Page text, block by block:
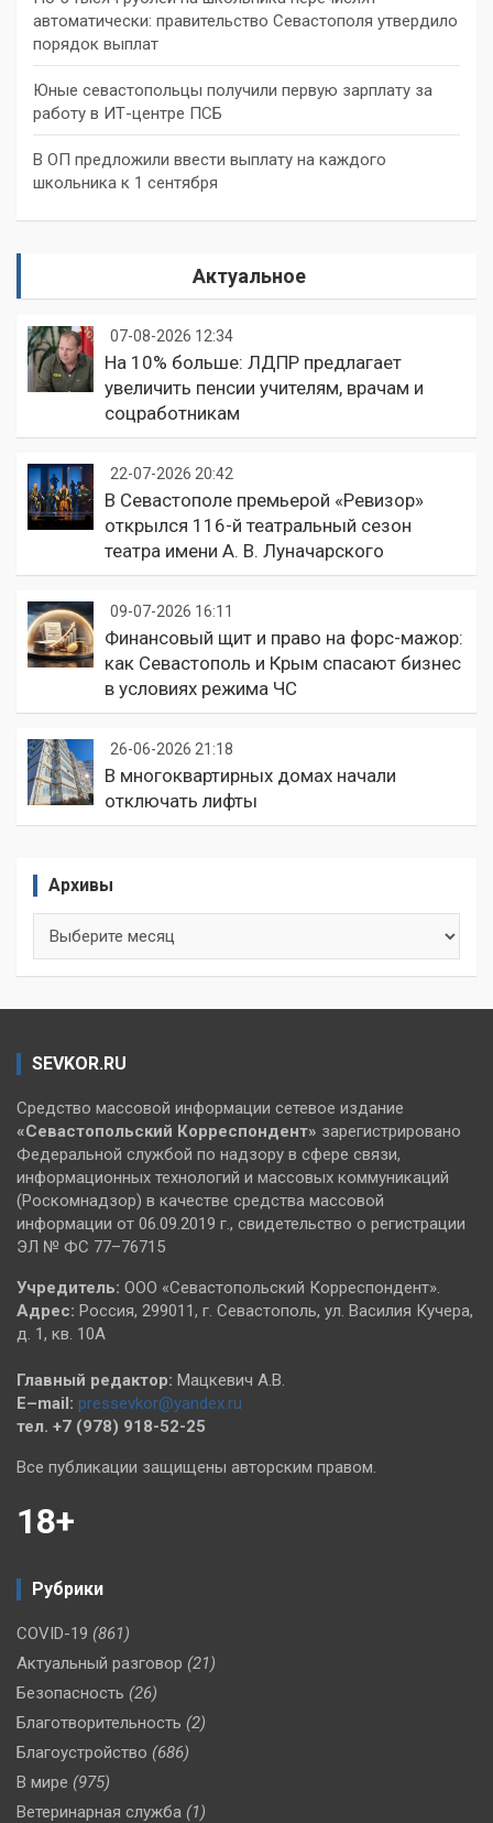
автоматически: правительство Севастополя утвердило
порядок выплат
Юные севастопольцы получили первую зарплату за
работу в ИТ-центре ПСБ
В ОП предложили ввести выплату на каждого
школьника к 1 сентября
Актуальное
07-08-2026 12:34
На 10% больше: ЛДПР предлагает
увеличить пенсии учителям, врачам и
соцработникам
22-07-2026 20:42
В Севастополе премьерой «Ревизор»
открылся 116-й театральный сезон
театра имени А. В. Луначарского
09-07-2026 16:11
Финансовый щит и право на форс-мажор:
как Севастополь и Крым спасают бизнес
в условиях режима ЧС
26-06-2026 21:18
В многоквартирных домах начали
отключать лифты
Архивы
SEVKOR.RU
Средство массовой информации сетевое издание
«Севастопольский Корреспондент» зарегистрировано
Федеральной службой по надзору в сфере связи,
информационных технологий и массовых коммуникаций
(Роскомнадзор) в качестве средства массовой
информации от 06.09.2019 г., свидетельство о регистрации
ЭЛ № ФС 77–76715
Учредитель: ООО «Севастопольский Корреспондент».
Адрес: Россия, 299011, г. Севастополь, ул. Василия Кучера,
д. 1, кв. 10А
Главный редактор: Мацкевич А.В.
E–mail: pressevkor@yandex.ru
тел. +7 (978) 918-52-25
Все публикации защищены авторским правом.
18+
Рубрики
COVID-19 (861)
Актуальный разговор (21)
Безопасность (26)
Благотворительность (2)
Благоустройство (686)
В мире (975)
Ветеринарная служба (1)